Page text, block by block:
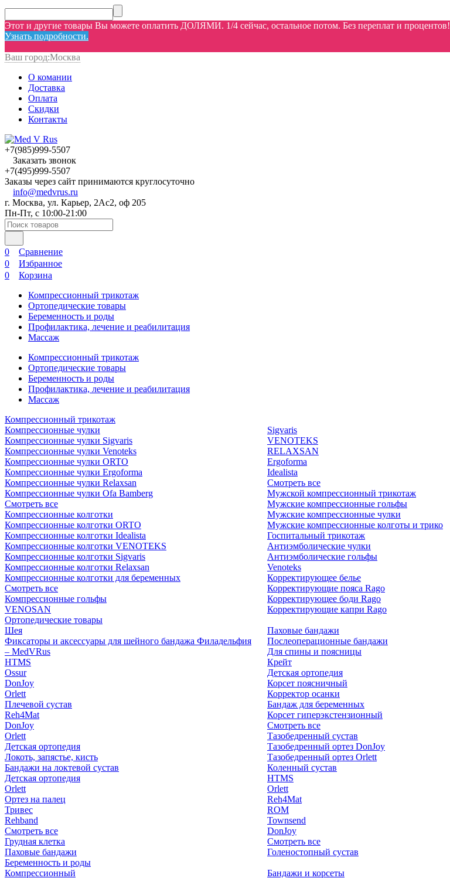
Этот и другие товары Вы можете оплатить ДОЛЯМИ. 1/4 сейчас, остальное потом. Без переплат и процентов!
Узнать подробности.
Ваш город:Москва
О комании
Доставка
Оплата
Скидки
Контакты
+7(985)999-5507
Заказать звонок
+7(495)999-5507
Заказы через сайт принимаются круглосуточно
info@medvrus.ru
г. Москва, ул. Карьер, 2Ас2, оф 205
Пн-Пт, с 10:00-21:00
0
Сравнение
0
Избранное
0
Корзина
Компрессионный трикотаж
Ортопедические товары
Беременность и роды
Профилактика, лечение и реабилитация
Массаж
Компрессионный трикотаж
Ортопедические товары
Беременность и роды
Профилактика, лечение и реабилитация
Массаж
Компрессионный трикотаж
Компрессионные чулки
Компрессионные чулки Sigvaris
Компрессионные чулки Venoteks
Компрессионные чулки ORTO
Компрессионные чулки Ergoforma
Компрессионные чулки Relaxsan
Компрессионные чулки Ofa Bamberg
Смотреть все
Компрессионные колготки
Компрессионные колготки ORTO
Компрессионные колготки Idealista
Компрессионные колготки VENOTEKS
Компрессионные колготки Sigvaris
Компрессионные колготки Relaxsan
Компрессионные колготки для беременных
Смотреть все
Компрессионные гольфы
VENOSAN
Sigvaris
VENOTEKS
RELAXSAN
Ergoforma
Idealista
Смотреть все
Мужской компрессионный трикотаж
Мужские компрессионные гольфы
Мужские компрессионные чулки
Мужские компрессионные колготы и трико
Госпитальный трикотаж
Антиэмболические чулки
Антиэмболические гольфы
Venoteks
Корректирующее белье
Корректирующие пояса Rago
Корректирующее боди Rago
Корректирующие капри Rago
Ортопедические товары
Шея
Фиксаторы и аксессуары для шейного бандажа Филадельфия
– MedVRus
HTMS
Ossur
DonJoy
Orlett
Плечевой сустав
Reh4Mat
DonJoy
Orlett
Детская ортопедия
Локоть, запястье, кисть
Бандажи на локтевой сустав
Детская ортопедия
Orlett
Ортез на палец
Тривес
Rehband
Смотреть все
Грудная клетка
Паховые бандажи
Паховые бандажи
Послеоперационные бандажи
Для спины и поясницы
Крейт
Детская ортопедия
Корсет поясничный
Корректор осанки
Бандаж для беременных
Корсет гиперэкстензионный
Смотреть все
Тазобедренный сустав
Тазобедренный ортез DonJoy
Тазобедренный ортез Orlett
Коленный сустав
HTMS
Orlett
Reh4Mat
ROM
Townsend
DonJoy
Смотреть все
Голеностопный сустав
Беременность и роды
Компрессионный
Бандажи и корсеты